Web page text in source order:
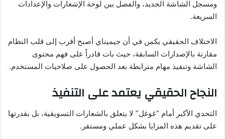
ومسجل الشاشة الجديد، والفصل بين لوحة الإشعارات والإعدادات
السريعة.
الاختلاف الحقيقي يكمن في أن جيميناي أصبح أقرب إلى قلب النظام
مقارنة بالإصدارات السابقة، حيث بات قادراً على فهم محتوى
الشاشة وتنفيذ مهام مترابطة بعد الحصول على صلاحيات المستخدم.
النجاح الحقيقي يعتمد على التنفيذ
التحدي الأكبر أمام “غوغل” لا يتعلق بالشعارات التسويقية، بل بقدرتها
على تقديم هذه المزايا بشكل عملي ومستقر.